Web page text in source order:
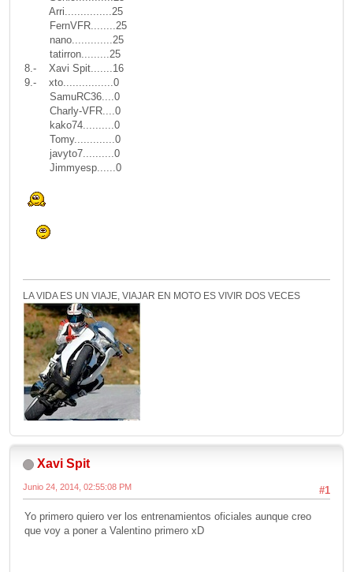
Arri...............25
FernVFR........25
nano.............25
tatirron.........25
8.- Xavi Spit.......16
9.- xto................0
SamuRC36....0
Charly-VFR....0
kako74..........0
Tomy.............0
javyto7..........0
Jimmyesp......0
LA VIDA ES UN VIAJE, VIAJAR EN MOTO ES VIVIR DOS VECES
Xavi Spit
#1
Junio 24, 2014, 02:55:08 PM
Yo primero quiero ver los entrenamientos oficiales aunque creo
que voy a poner a Valentino primero xD